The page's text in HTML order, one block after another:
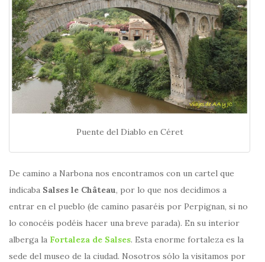
Puente del Diablo en Céret
De camino a Narbona nos encontramos con un cartel que
indicaba Salses le Château, por lo que nos decidimos a
entrar en el pueblo (de camino pasaréis por Perpignan, si no
lo conocéis podéis hacer una breve parada). En su interior
alberga la Fortaleza de Salses. Esta enorme fortaleza es la
sede del museo de la ciudad. Nosotros sólo la visitamos por